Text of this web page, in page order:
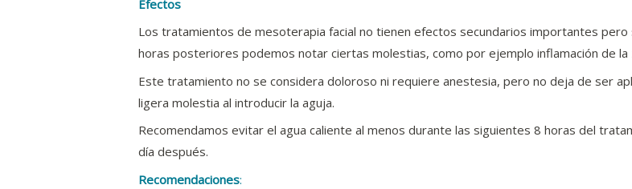
Efectos
Los tratamientos de mesoterapia facial no tienen efectos secundarios importantes
horas posteriores podemos notar ciertas molestias, como por ejemplo inflamación de
Este tratamiento no se considera doloroso ni requiere anestesia, pero no deja de ser
ligera molestia al introducir la aguja.
Recomendamos evitar el agua caliente al menos durante las siguientes 8 horas del
día después.
Recomendaciones: